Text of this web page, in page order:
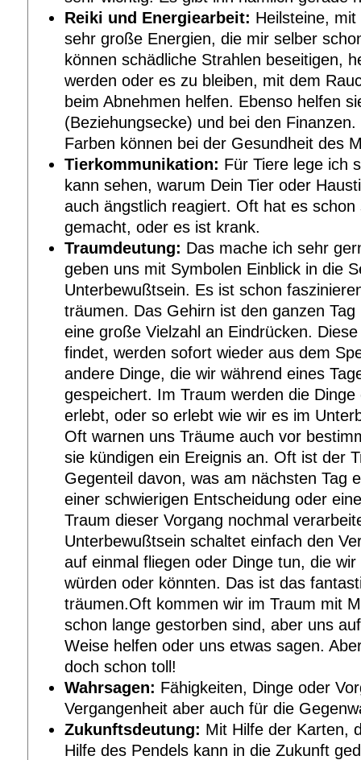
Reiki und Energiearbeit: Heilsteine,
sehr große Energien, die mir selber
können schädliche Strahlen beseitigen,
werden oder es zu bleiben, mit dem
beim Abnehmen helfen. Ebenso helfen
(Beziehungsecke) und bei den
Farben können bei der Gesundheit des
Tierkommunikation: Für Tiere lege ich
kann sehen, warum Dein Tier oder
auch ängstlich reagiert. Oft hat es
gemacht, oder es ist krank.
Traumdeutung: Das mache ich sehr
geben uns mit Symbolen Einblick in die
Unterbewußtsein. Es ist schon
träumen. Das Gehirn ist den ganzen
eine große Vielzahl an Eindrücken.
findet, werden sofort wieder aus dem
andere Dinge, die wir während eines
gespeichert. Im Traum werden die
erlebt, oder so erlebt wie wir es im
Oft warnen uns Träume auch vor
sie kündigen ein Ereignis an. Oft ist der
Gegenteil davon, was am nächsten Tag
einer schwierigen Entscheidung oder
Traum dieser Vorgang nochmal
Unterbewußtsein schaltet einfach den
auf einmal fliegen oder Dinge tun, die
würden oder könnten. Das ist das
träumen.Oft kommen wir im Traum mit
schon lange gestorben sind, aber uns
Weise helfen oder uns etwas sagen.
doch schon toll!
Wahrsagen: Fähigkeiten, Dinge oder
Vergangenheit aber auch für die
Zukunftsdeutung: Mit Hilfe der Karten,
Hilfe des Pendels kann in die Zukunft